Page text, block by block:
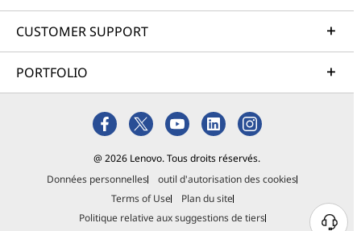
CUSTOMER SUPPORT
PORTFOLIO
@ 2026 Lenovo. Tous droits réservés.
Données personnelles
outil d'autorisation des cookies
Terms of Use
Plan du site
Politique relative aux suggestions de tiers